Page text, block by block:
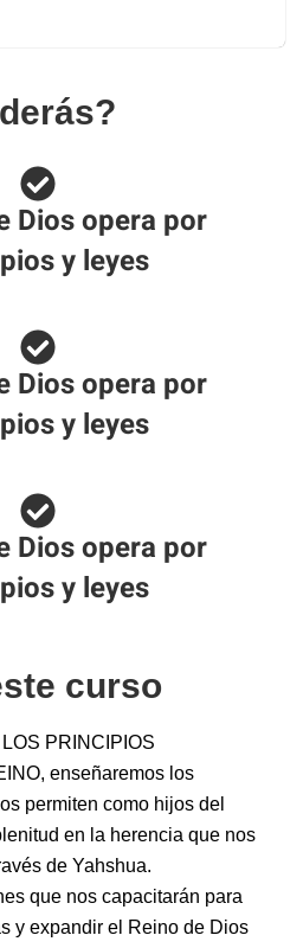
Dios opera por
y leyes
Dios opera por
y leyes
Dios opera por
y leyes
curso
PRINCIPIOS
enseñaremos los
permiten como hijos del
en la herencia que nos
de Yahshua.
que nos capacitarán para
y expandir el Reino de Dios